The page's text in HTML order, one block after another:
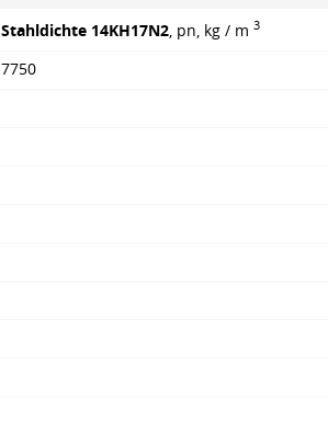
Stahldichte 14KH17N2 , pn, kg / m 3
7750